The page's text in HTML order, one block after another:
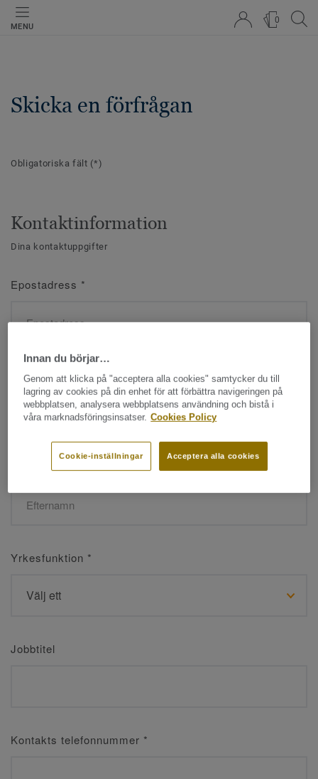
MENU
0
Skicka en förfrågan
Obligatoriska fält (*)
Kontaktinformation
Dina kontaktuppgifter
Epostadress *
Namn*
Efternamn*
Yrkesfunktion *
Jobbtitel
Kontakts telefonnummer *
Innan du börjar…
Genom att klicka på "acceptera alla cookies" samtycker du till
lagring av cookies på din enhet för att förbättra navigeringen på
webbplatsen, analysera webbplatsens användning och bistå i
våra marknadsföringsinsatser. Cookies Policy
Acceptera alla cookies
Cookie-inställningar